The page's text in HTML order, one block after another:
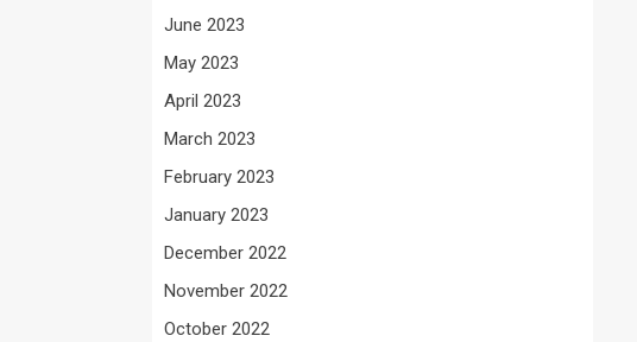
June 2023
May 2023
April 2023
March 2023
February 2023
January 2023
December 2022
November 2022
October 2022